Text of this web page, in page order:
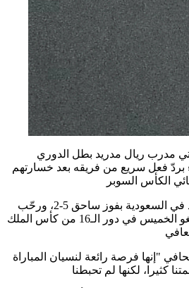
مدرب ريال مدريد بطل الدوري
بردّ فعل سريع من فريقه بعد خسارتهم
توج الكاتالونيون باللقب الأحد في السعودية بفوز ساحق 5-2، ورحّب
مدرب ريال بمواجهة سلتا فيغو الخميس في دور الـ16 من كأس الملك
"إنها فرصة رائعة لنسيان المباراة